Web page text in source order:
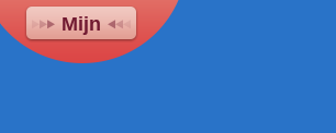
Mijn